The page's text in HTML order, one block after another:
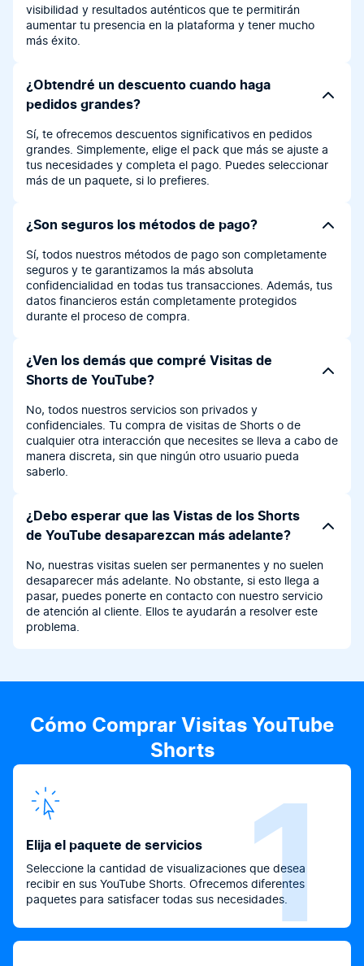
visibilidad y resultados auténticos que te permitirán
aumentar tu presencia en la plataforma y tener mucho
más éxito.
¿Obtendré un descuento cuando haga
pedidos grandes?
Sí, te ofrecemos descuentos significativos en pedidos
grandes. Simplemente, elige el pack que más se ajuste a
tus necesidades y completa el pago. Puedes seleccionar
más de un paquete, si lo prefieres.
¿Son seguros los métodos de pago?
Sí, todos nuestros métodos de pago son completamente
seguros y te garantizamos la más absoluta
confidencialidad en todas tus transacciones. Además, tus
datos financieros están completamente protegidos
durante el proceso de compra.
¿Ven los demás que compré Visitas de
Shorts de YouTube?
No, todos nuestros servicios son privados y
confidenciales. Tu compra de visitas de Shorts o de
cualquier otra interacción que necesites se lleva a cabo de
manera discreta, sin que ningún otro usuario pueda
saberlo.
¿Debo esperar que las Vistas de los Shorts
de YouTube desaparezcan más adelante?
No, nuestras visitas suelen ser permanentes y no suelen
desaparecer más adelante. No obstante, si esto llega a
pasar, puedes ponerte en contacto con nuestro servicio
de atención al cliente. Ellos te ayudarán a resolver este
problema.
Cómo Comprar Visitas YouTube
Shorts
1
Elija el paquete de servicios
Seleccione la cantidad de visualizaciones que desea
recibir en sus YouTube Shorts. Ofrecemos diferentes
paquetes para satisfacer todas sus necesidades.